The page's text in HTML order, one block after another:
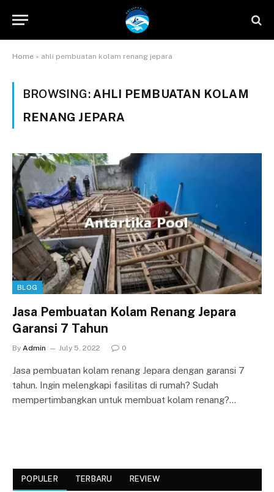
Home » ahli pembuatan kolam renang jepara
BROWSING: AHLI PEMBUATAN KOLAM
RENANG JEPARA
BLOG
Jasa Pembuatan Kolam Renang Jepara
Garansi 7 Tahun
By Admin July 5, 2022 0
Jasa pembuatan kolam renang Jepara dengan garansi 7
tahun. Ingin melengkapi fasilitas di rumah? Sudah
mempertimbangkan untuk membuat kolam renang?…
POPULER TERBARU REVIEW